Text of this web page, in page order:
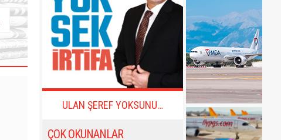
ULAN ŞEREF YOKSUNU…
ÇOK OKUNANLAR